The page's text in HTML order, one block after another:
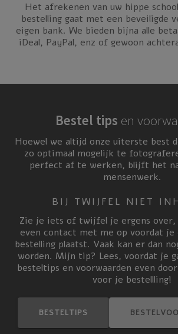
Het afrekenen van uw hippe
bestelling gaat met een beveiligde
eigen bank. We bieden bijna alle
iDeal, PayPal, enz of gewoon
Bestel tips en
Hoewel we altijd onze uiterste best
zo optimaal mogelijk te
perfect af te werken, blijft het
mensenwerk.
BIJ TWIJFEL NIET
Zie je iets of twijfel je ergens over,
even contact met me op voordat
bestelling plaatst. Vaak kan er dan
worden. Mijn tip? Lees, voordat je
besteltips en voorwaarden even
voor je bestellling!
BESTELTIPS